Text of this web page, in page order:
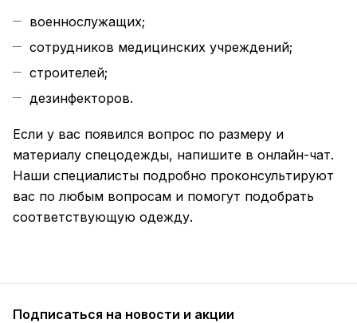
военнослужащих;
сотрудников медицинских учреждений;
строителей;
дезинфекторов.
Если у вас появился вопрос по размеру и
материалу спецодежды, напишите в онлайн-чат.
Наши специалисты подробно проконсультируют
вас по любым вопросам и помогут подобрать
соответствующую одежду.
Подписаться на новости и акции